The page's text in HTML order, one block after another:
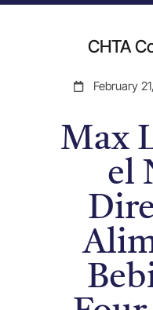
CHTA
February
Max
el